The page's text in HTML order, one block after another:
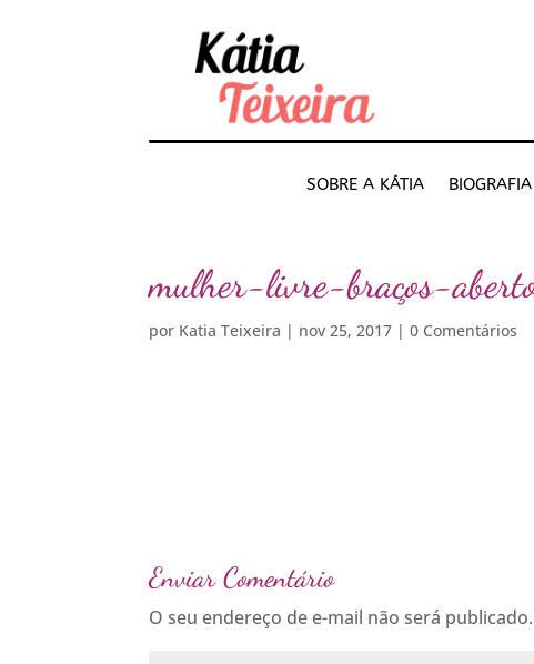
SOBRE A KÁTIA BIOGRAFIA
mulher-livre-braços-
por Katia Teixeira | nov 25, 2017 |0 Comentários
Enviar Comentário
O seu endereço de e-mail não será publicado.